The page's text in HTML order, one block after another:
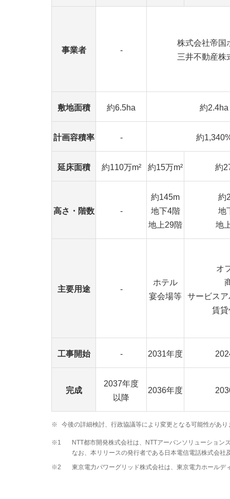
事業者 -
株式会社帝国
三井不動産株
敷地面積 約6.5ha 約2.4ha
計画容積率 - 約
延床面積 約110万m² 約15万m² 約
高さ・階数 -
約145m
地下4階
地上29階
約
地
地
主要用途 -
ホテル
宴会場等
オ
サービス
賃
工事開始 - 2031年度
完成
2037年度
以降
2036年度
※ 今後の詳細検討、行政協議等により変更となる可能性があり
※1
NTT都市開発株式会社は、NTTアーバンソリューション
なお、本リリースの発行者である日本電信電話株式会
※2
東京電力パワーグリッド株式会社は、東京電力ホールデ